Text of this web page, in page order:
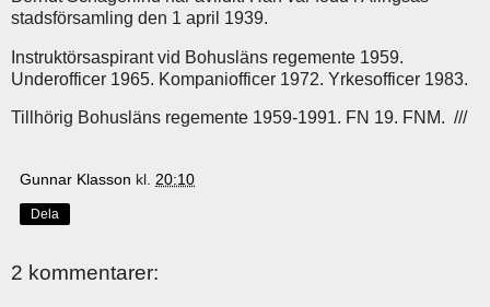
stadsförsamling den 1 april 1939.
Instruktörsaspirant vid Bohusläns regemente 1959.
Underofficer 1965. Kompaniofficer 1972. Yrkesofficer 1983.
Tillhörig Bohusläns regemente 1959-1991. FN 19. FNM. ///
Gunnar Klasson kl. 20:10
Dela
2 kommentarer: